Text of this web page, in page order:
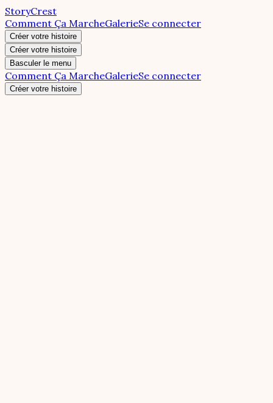
StoryCrest
Comment Ça MarcheGalerieSe connecter
Créer votre histoire
Créer votre histoire
Basculer le menu
Comment Ça MarcheGalerieSe connecter
Créer votre histoire